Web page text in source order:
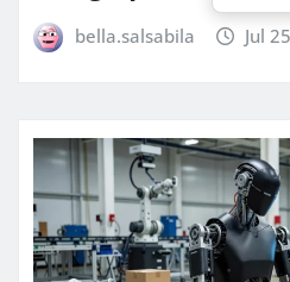
bella.salsabila Jul